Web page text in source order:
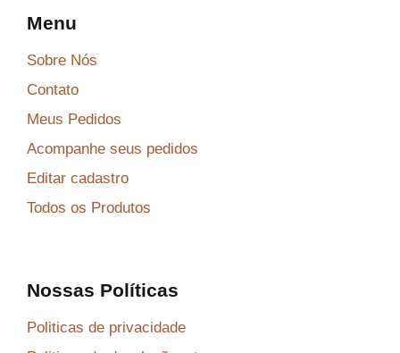
Menu
Sobre Nós
Contato
Meus Pedidos
Acompanhe seus pedidos
Editar cadastro
Todos os Produtos
Nossas Políticas
Politicas de privacidade